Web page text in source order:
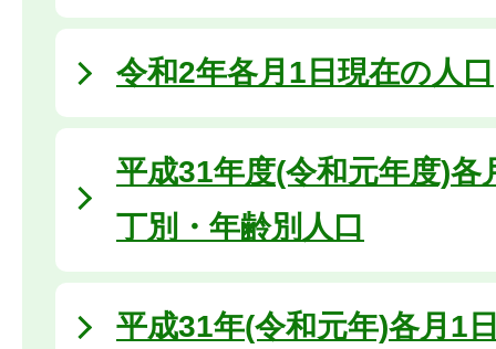
令和2年各月1日現在の人口
平成31年度(令和元年度)各
丁別・年齢別人口
平成31年(令和元年)各月1